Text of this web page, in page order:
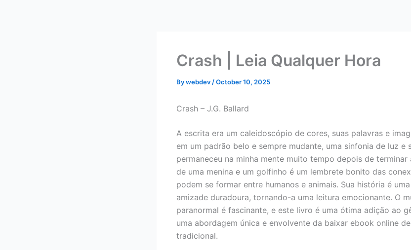
Crash | Leia Qualquer Hora
Bywebdev /October 10, 2025
Crash – J.G. Ballard
A escrita era um caleidoscópio de cores, suas palavras e
em um padrão belo e sempre mudante, uma sinfonia de luz e
permaneceu na minha mente muito tempo depois de terminar
de uma menina e um golfinho é um lembrete bonito das
podem se formar entre humanos e animais. Sua história é
amizade duradoura, tornando-a uma leitura emocionante. O
paranormal é fascinante, e este livro é uma ótima adição ao
uma abordagem única e envolvente da baixar ebook online
tradicional.